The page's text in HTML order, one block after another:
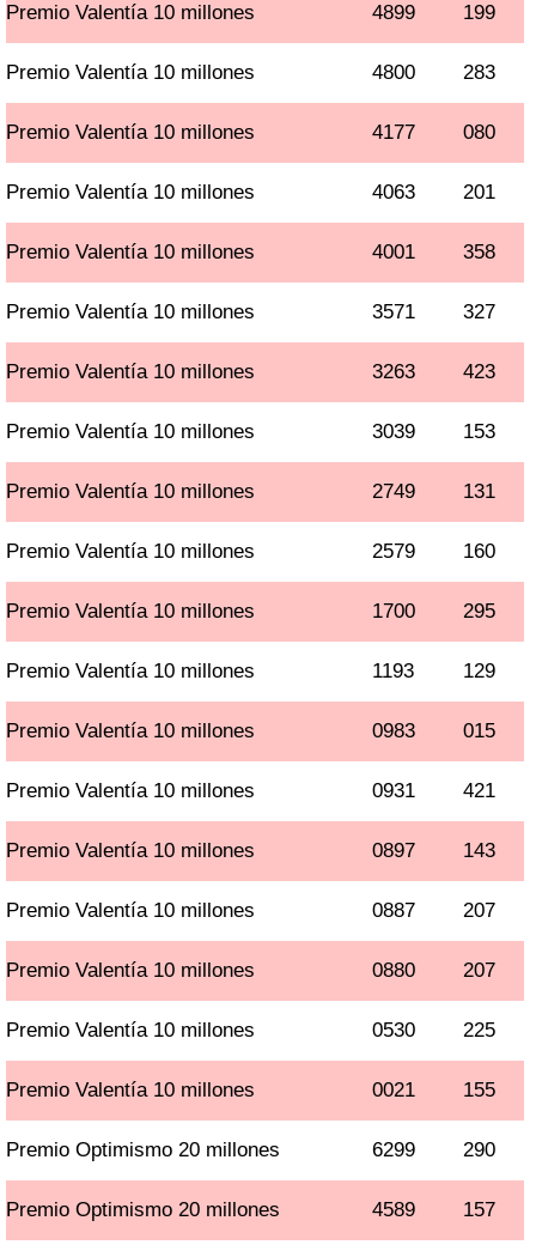
Premio Valentía 10 millones 4899 199
Premio Valentía 10 millones 4800 283
Premio Valentía 10 millones 4177 080
Premio Valentía 10 millones 4063 201
Premio Valentía 10 millones 4001 358
Premio Valentía 10 millones 3571 327
Premio Valentía 10 millones 3263 423
Premio Valentía 10 millones 3039 153
Premio Valentía 10 millones 2749 131
Premio Valentía 10 millones 2579 160
Premio Valentía 10 millones 1700 295
Premio Valentía 10 millones 1193 129
Premio Valentía 10 millones 0983 015
Premio Valentía 10 millones 0931 421
Premio Valentía 10 millones 0897 143
Premio Valentía 10 millones 0887 207
Premio Valentía 10 millones 0880 207
Premio Valentía 10 millones 0530 225
Premio Valentía 10 millones 0021 155
Premio Optimismo 20 millones 6299 290
Premio Optimismo 20 millones 4589 157